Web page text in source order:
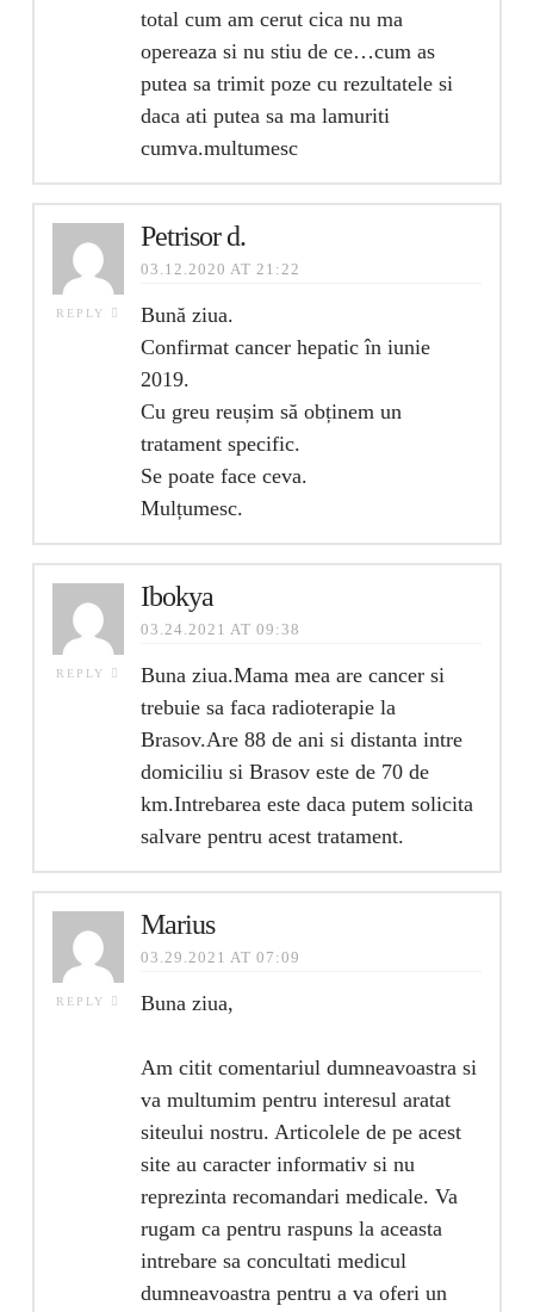
total cum am cerut cica nu ma
opereaza si nu stiu de ce…cum as
putea sa trimit poze cu rezultatele si
daca ati putea sa ma lamuriti
cumva.multumesc
REPLY
Petrisor d.
03.12.2020 AT 21:22
Bună ziua.
Confirmat cancer hepatic în iunie
2019.
Cu greu reușim să obținem un
tratament specific.
Se poate face ceva.
Mulțumesc.
REPLY
Ibokya
03.24.2021 AT 09:38
Buna ziua.Mama mea are cancer si
trebuie sa faca radioterapie la
Brasov.Are 88 de ani si distanta intre
domiciliu si Brasov este de 70 de
km.Intrebarea este daca putem solicita
salvare pentru acest tratament.
REPLY
Marius
03.29.2021 AT 07:09
Buna ziua,
Am citit comentariul dumneavoastra si
va multumim pentru interesul aratat
siteului nostru. Articolele de pe acest
site au caracter informativ si nu
reprezinta recomandari medicale. Va
rugam ca pentru raspuns la aceasta
intrebare sa concultati medicul
dumneavoastra pentru a va oferi un